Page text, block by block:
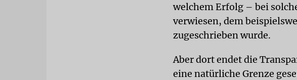
welchem Erfolg – bei
verwiesen, dem
zugeschrieben wurde.
Aber dort endet die
eine natürliche Grenze